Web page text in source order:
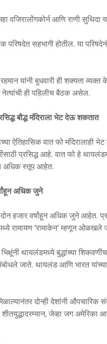
वजिरालोंगकोर्न आणि राणी सुथिदा
परिषदेत सहभागी होतील. या
यांनी बुधवारी ही शक्यता व्यक्त
नेत्यांची ही पहिलीच बैठक असेल.
बौद्ध मंदिराला भेट देऊ शकतात
ऐतिहासिक वात फो
प्रसिद्ध आहे. वात फो हे
अधिक स्तूप आहेत.
अधिक जुने
हजार वर्षांहून अधिक जुने आहेत.
रामायण ‘रामाकेन’ म्हणून
थायलंडमध्ये बुद्धांच्या
संबोधले जाते. थायलंड आणि भारत
दोन्ही देशांनी
जेव्हा जग अमेरिका